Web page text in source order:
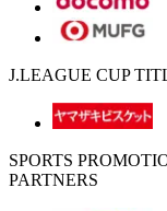
J.LEAGUE CUP
SPORTS
PARTNERS